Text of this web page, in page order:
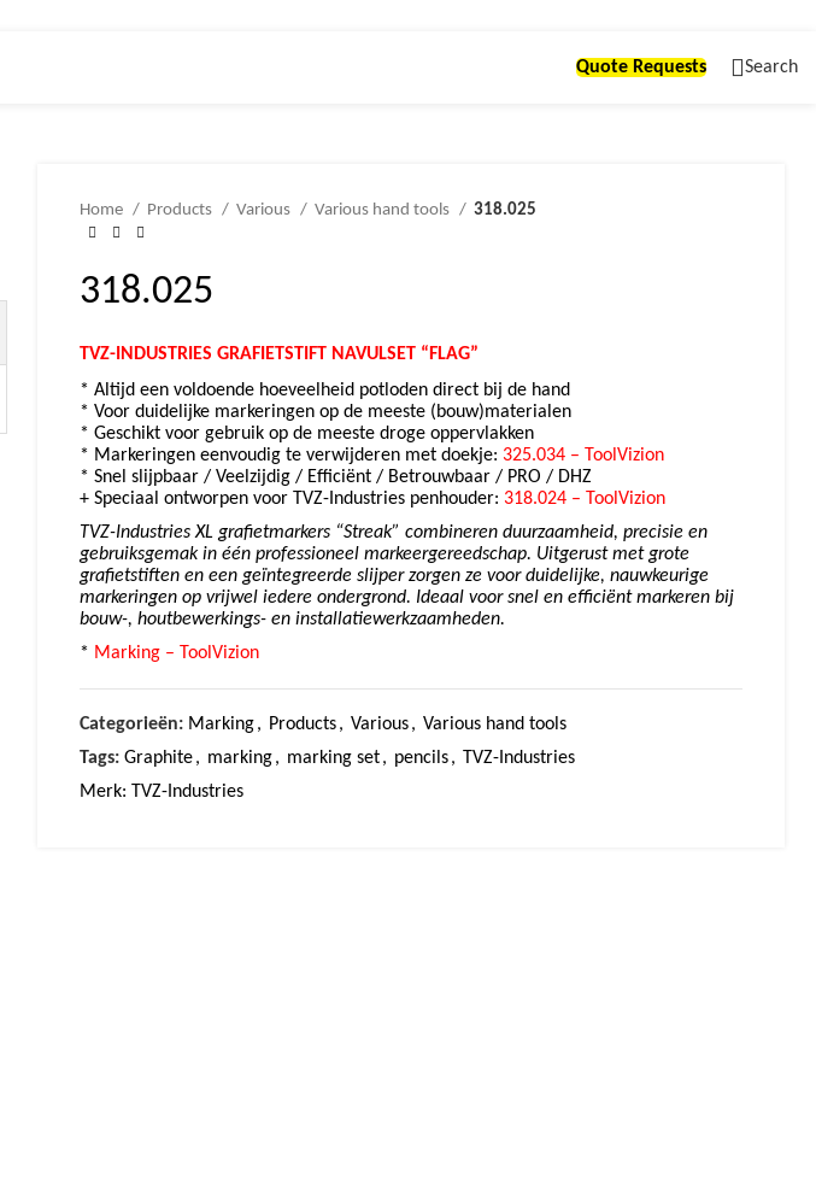
Quote Requests Search
Home Products Various Various hand tools 318.025
318.025
TVZ-INDUSTRIES GRAFIETSTIFT NAVULSET “FLAG”
* Altijd een voldoende hoeveelheid potloden direct bij de hand
* Voor duidelijke markeringen op de meeste (bouw)materialen
* Geschikt voor gebruik op de meeste droge oppervlakken
* Markeringen eenvoudig te verwijderen met doekje: 325.034 – ToolVizion
* Snel slijpbaar / Veelzijdig / Efficiënt / Betrouwbaar / PRO / DHZ
+ Speciaal ontworpen voor TVZ-Industries penhouder: 318.024 – ToolVizion
TVZ-Industries XL grafietmarkers “Streak” combineren duurzaamheid, precisie en
gebruiksgemak in één professioneel markeergereedschap. Uitgerust met grote
grafietstiften en een geïntegreerde slijper zorgen ze voor duidelijke, nauwkeurige
markeringen op vrijwel iedere ondergrond. Ideaal voor snel en efficiënt markeren bij
bouw-, houtbewerkings- en installatiewerkzaamheden.
* Marking – ToolVizion
Categorieën: Marking, Products, Various, Various hand tools
Tags: Graphite, marking, marking set, pencils, TVZ-Industries
Merk: TVZ-Industries